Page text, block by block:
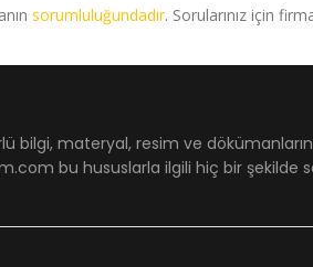
sorumluluğundadır. Sorularınız için
bilgi, materyal, resim ve
bu hususlarla ilgili hiç bir şekilde